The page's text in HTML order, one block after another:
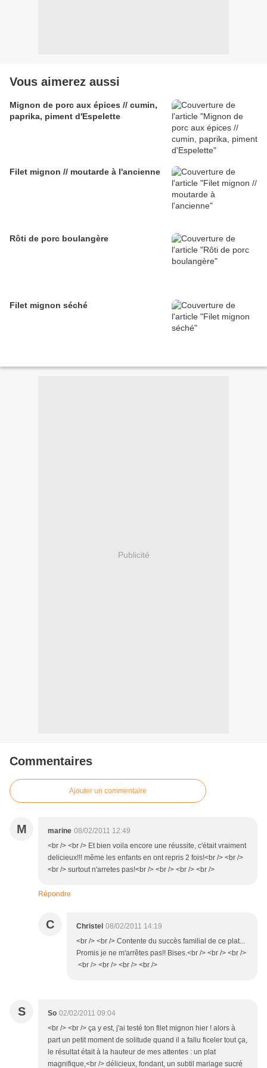
Vous aimerez aussi
Mignon de porc aux épices // cumin,
paprika, piment d'Espelette
Filet mignon // moutarde à l'ancienne
Rôti de porc boulangère
Filet mignon séché
Publicité
Commentaires
Ajouter un commentaire
M marine 08/02/2011 12:49
<br /> <br /> Et bien voila encore une réussite, c'était vraiment
delicieux!!! même les enfants en ont repris 2 fois!<br /> <br />
<br /> surtout n'arretes pas!<br /> <br /> <br /> <br />
Répondre
C Christel 08/02/2011 14:19
<br /> <br /> Contente du succès familial de ce plat...
Promis je ne m'arrêtes pas!! Bises.<br /> <br /> <br />
<br /> <br /> <br /> <br />
S So 02/02/2011 09:04
<br /> <br /> ça y est, j'ai testé ton filet mignon hier ! alors à
part un petit moment de solitude quand il a fallu ficeler tout ça,
le résultat était à la hauteur de mes attentes : un plat
magnifique,<br /> délicieux, fondant, un subtil mariage sucré